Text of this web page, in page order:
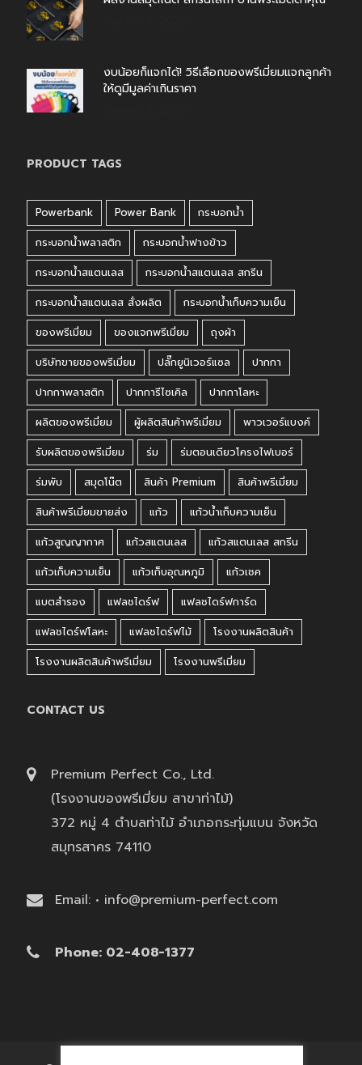
งบน้อยก็แจกได้! วิธีเลือกของพรีเมี่ยมแจกลูกค้า
ให้ดูมีมูลค่าเกินราคา
PRODUCT TAGS
Powerbank Power Bank
กระบอกน้ำ
กระบอกน้ำพลาสติก
กระบอกน้ำฟางข้าว
กระบอกน้ำสแตนเลส
กระบอกน้ำสแตนเลส สกรีน
กระบอกน้ำสแตนเลส สั่งผลิต
กระบอกน้ำเก็บความเย็น
ของพรีเมี่ยม
ของแจกพรีเมี่ยม
ถุงผ้า
บริษัทขายของพรีเมี่ยม
ปลั๊กยูนิเวอร์แซล
ปากกา
ปากกาพลาสติก
ปากการีไซเคิล
ปากกาโลหะ
ผลิตของพรีเมี่ยม
ผู้ผลิตสินค้าพรีเมี่ยม
พาวเวอร์แบงค์
รับผลิตของพรีเมี่ยม
ร่ม
ร่มตอนเดียวโครงไฟเบอร์
ร่มพับ
สมุดโน๊ต สินค้า Premium
สินค้าพรีเมี่ยม
สินค้าพรีเมี่ยมขายส่ง
แก้ว
แก้วน้ำเก็บความเย็น
แก้วสูญญากาศ
แก้วสแตนเลส
แก้วสแตนเลส สกรีน
แก้วเก็บความเย็น
แก้วเก็บอุณหภูมิ
แก้วเชค
แบตสำรอง
แฟลชไดร์ฟ
แฟลชไดร์ฟการ์ด
แฟลชไดร์ฟโลหะ
แฟลชไดร์ฟไม้
โรงงานผลิตสินค้า
โรงงานผลิตสินค้าพรีเมี่ยม
โรงงานพรีเมี่ยม
CONTACT US
Premium Perfect Co., Ltd.
(โรงงานของพรีเมี่ยม สาขาท่าไม้)
372 หมู่ 4 ตำบลท่าไม้ อำเภอกระทุ่มแบน จังหวัด
สมุทรสาคร 74110
Email: • info@premium-perfect.com
Phone: 02-408-1377